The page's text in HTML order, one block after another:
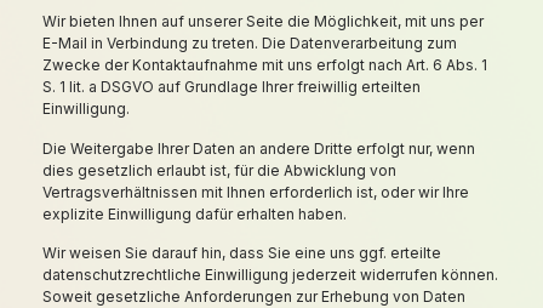
Wir bieten Ihnen auf unserer Seite die Möglichkeit, mit uns per
E-Mail in Verbindung zu treten. Die Datenverarbeitung zum
Zwecke der Kontaktaufnahme mit uns erfolgt nach Art. 6 Abs. 1
S. 1 lit. a DSGVO auf Grundlage Ihrer freiwillig erteilten
Einwilligung.
Die Weitergabe Ihrer Daten an andere Dritte erfolgt nur, wenn
dies gesetzlich erlaubt ist, für die Abwicklung von
Vertragsverhältnissen mit Ihnen erforderlich ist, oder wir Ihre
explizite Einwilligung dafür erhalten haben.
Wir weisen Sie darauf hin, dass Sie eine uns ggf. erteilte
datenschutzrechtliche Einwilligung jederzeit widerrufen können.
Soweit gesetzliche Anforderungen zur Erhebung von Daten